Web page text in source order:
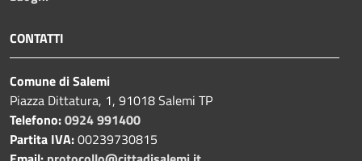
CONTATTI
Comune di Salemi
Piazza Dittatura, 1, 91018 Salemi TP
Telefono:0924 991400
Partita IVA:00239730815